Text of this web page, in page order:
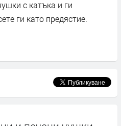
с катъка и ги
ги като предястие.